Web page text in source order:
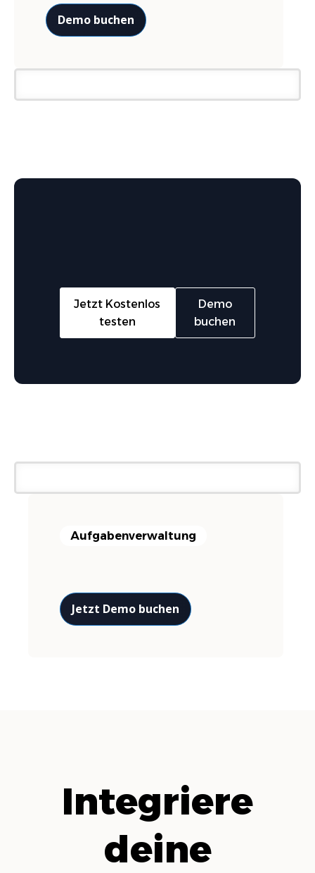
Demo buchen
Jetzt Kostenlos
testen
Demo
buchen
Aufgabenverwaltung
Jetzt Demo buchen
Integriere
deine